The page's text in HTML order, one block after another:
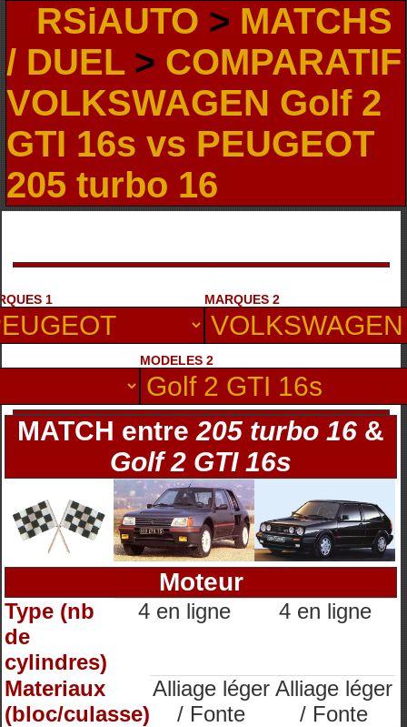
RSiAUTO > MATCHS
/ DUEL> COMPARATIF
VOLKSWAGEN Golf 2
GTI 16s vs PEUGEOT
205 turbo 16
1 MARQUES 2
MODELES 2
MATCH entre205 turbo 16 &
Golf 2 GTI 16s
Moteur
Type (nb
de
cylindres)
4 en ligne 4 en ligne
Materiaux
(bloc/culasse)
Alliage léger
/ Fonte
Alliage léger
/ Fonte